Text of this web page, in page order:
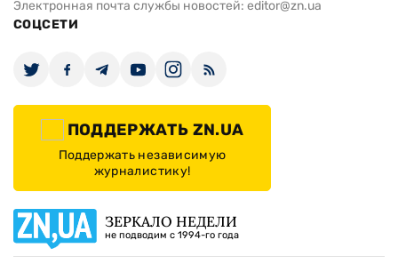
Электронная почта службы новостей: editor@zn.ua
СОЦСЕТИ
ПОДДЕРЖАТЬ ZN.UA
Поддержать независимую
журналистику!
ЗЕРКАЛО НЕДЕЛИ
не подводим с 1994-го года